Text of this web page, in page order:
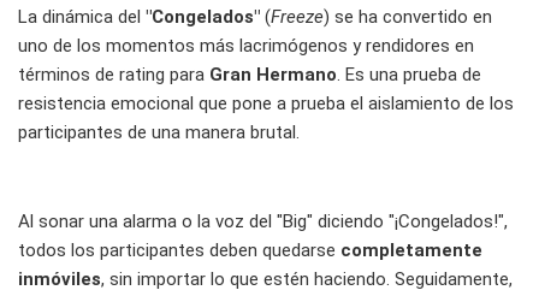
La dinámica del "Congelados" (Freeze) se ha convertido en
uno de los momentos más lacrimógenos y rendidores en
términos de rating para Gran Hermano. Es una prueba de
resistencia emocional que pone a prueba el aislamiento de los
participantes de una manera brutal.
Al sonar una alarma o la voz del "Big" diciendo "¡Congelados!",
todos los participantes deben quedarse completamente
inmóviles, sin importar lo que estén haciendo. Seguidamente,